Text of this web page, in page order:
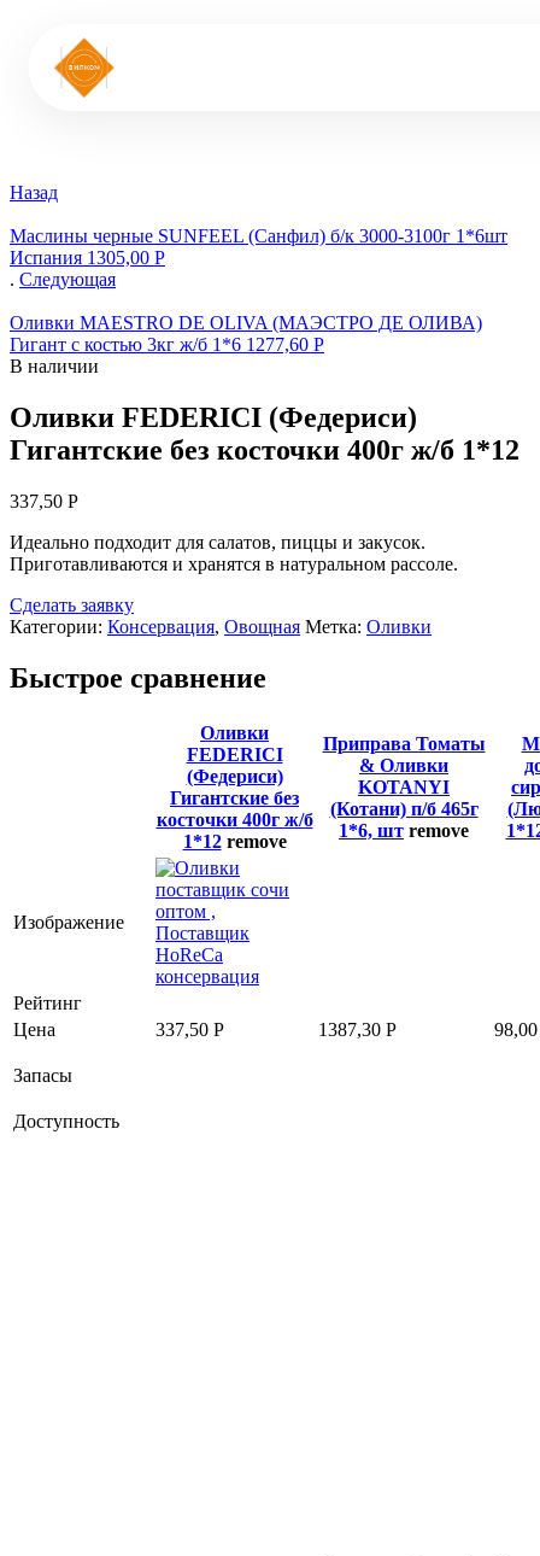
Назад
Маслины черные SUNFEEL (Санфил) б/к 3000-3100г 1*6шт
Испания 1305,00 Р
. Следующая
Оливки MAESTRO DE OLIVA (МАЭСТРО ДЕ ОЛИВА)
Гигант с костью 3кг ж/б 1*6 1277,60 Р
В наличии
Оливки FEDERICI (Федериси)
Гигантские без косточки 400г ж/б 1*12
337,50 Р
Идеально подходит для салатов, пиццы и закусок.
Приготавливаются и хранятся в натуральном рассоле.
Сделать заявку
Категории: Консервация, Овощная Метка: Оливки
Быстрое сравнение
Оливки
FEDERICI
(Федериси)
Гигантские без
косточки 400г ж/б
1*12 remove
Приправа Томаты
& Оливки
KOTANYI
(Котани) п/б 465г
1*6, шт remove
Изображение
Рейтинг
Цена
337,50 Р 1387,30 Р
Запасы
Доступность